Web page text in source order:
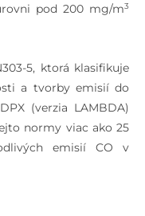
165
pod 200 mg/m3
5, ktorá klasifikuje
a tvorby emisií do
(verzia LAMBDA)
normy viac ako 25
emisií CO v